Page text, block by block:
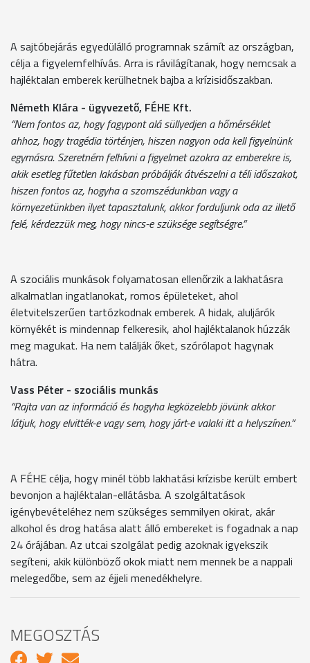
A sajtóbejárás egyedülálló programnak számít az országban,
célja a figyelemfelhívás. Arra is rávilágítanak, hogy nemcsak a
hajléktalan emberek kerülhetnek bajba a krízisidőszakban.
Németh Klára - ügyvezető, FÉHE Kft.
“Nem fontos az, hogy fagypont alá süllyedjen a hőmérséklet
ahhoz, hogy tragédia történjen, hiszen nagyon oda kell figyelnünk
egymásra. Szeretném felhívni a figyelmet azokra az emberekre is,
akik esetleg fűtetlen lakásban próbálják átvészelni a téli időszakot,
hiszen fontos az, hogyha a szomszédunkban vagy a
környezetünkben ilyet tapasztalunk, akkor forduljunk oda az illető
felé, kérdezzük meg, hogy nincs-e szüksége segítségre.”
A szociális munkások folyamatosan ellenőrzik a lakhatásra
alkalmatlan ingatlanokat, romos épületeket, ahol
életvitelszerűen tartózkodnak emberek. A hidak, aluljárók
környékét is mindennap felkeresik, ahol hajléktalanok húzzák
meg magukat. Ha nem találják őket, szórólapot hagynak
hátra.
Vass Péter - szociális munkás
“Rajta van az információ és hogyha legközelebb jövünk akkor
látjuk, hogy elvitték-e vagy sem, hogy járt-e valaki itt a helyszínen.”
A FÉHE célja, hogy minél több lakhatási krízisbe került embert
bevonjon a hajléktalan-ellátásba. A szolgáltatások
igénybevételéhez nem szükséges semmilyen okirat, akár
alkohol és drog hatása alatt álló embereket is fogadnak a nap
24 órájában. Az utcai szolgálat pedig azoknak igyekszik
segíteni, akik különböző okok miatt nem mennek be a nappali
melegedőbe, sem az éjjeli menedékhelyre.
MEGOSZTÁS